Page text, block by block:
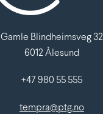
Gamle Blindheimsveg 32
6012 Ålesund
+47 980 55 555
tempra@ptg.no